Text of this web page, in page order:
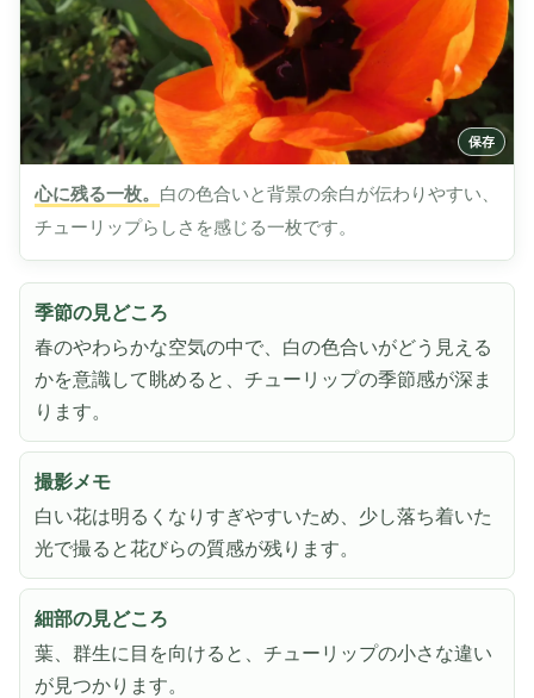
心に残る一枚。 白の色合いと背景の余白が伝わりやすい、
チューリップらしさを感じる一枚です。
季節の見どころ
春のやわらかな空気の中で、白の色合いがどう見える
かを意識して眺めると、チューリップの季節感が深ま
ります。
撮影メモ
白い花は明るくなりすぎやすいため、少し落ち着いた
光で撮ると花びらの質感が残ります。
細部の見どころ
葉、群生に目を向けると、チューリップの小さな違い
が見つかります。